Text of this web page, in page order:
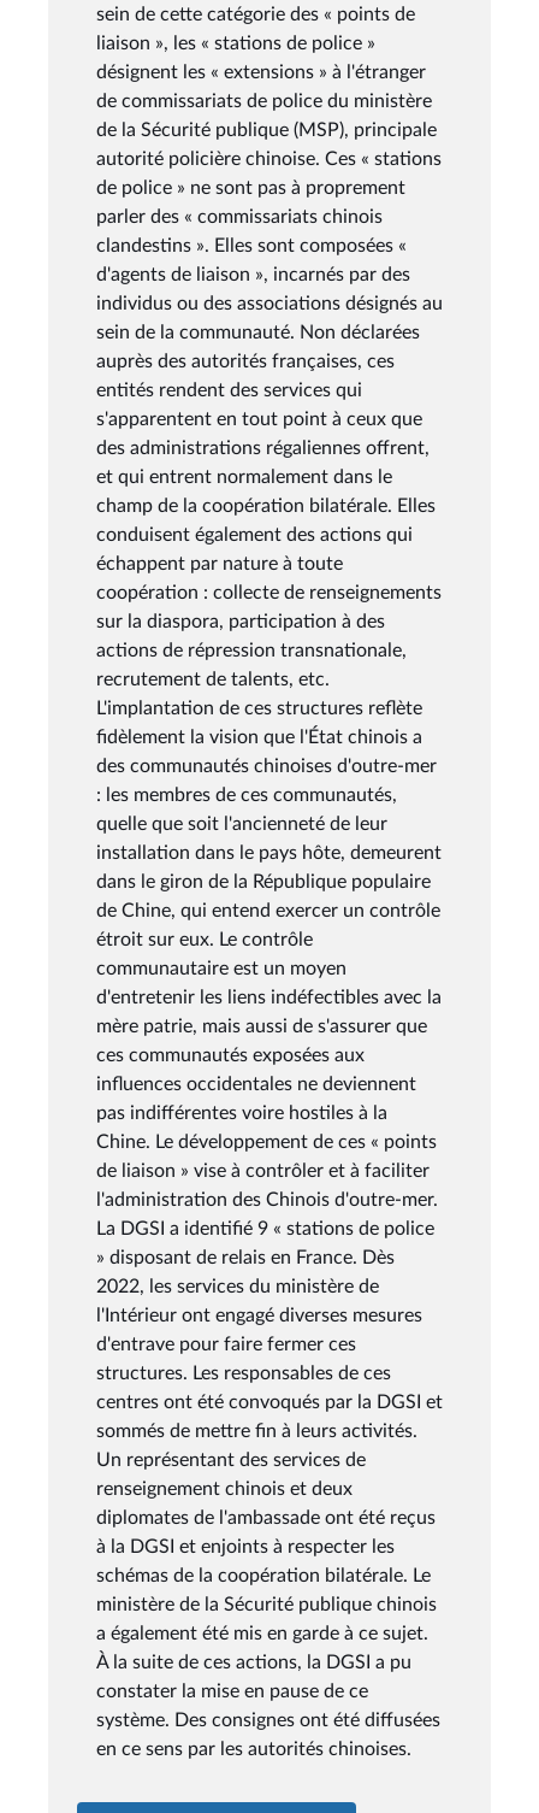
sein de cette catégorie des « points de
liaison », les « stations de police »
désignent les « extensions » à l'étranger
de commissariats de police du ministère
de la Sécurité publique (MSP), principale
autorité policière chinoise. Ces « stations
de police » ne sont pas à proprement
parler des « commissariats chinois
clandestins ». Elles sont composées «
d'agents de liaison », incarnés par des
individus ou des associations désignés au
sein de la communauté. Non déclarées
auprès des autorités françaises, ces
entités rendent des services qui
s'apparentent en tout point à ceux que
des administrations régaliennes offrent,
et qui entrent normalement dans le
champ de la coopération bilatérale. Elles
conduisent également des actions qui
échappent par nature à toute
coopération : collecte de renseignements
sur la diaspora, participation à des
actions de répression transnationale,
recrutement de talents, etc.
L'implantation de ces structures reflète
fidèlement la vision que l'État chinois a
des communautés chinoises d'outre-mer
: les membres de ces communautés,
quelle que soit l'ancienneté de leur
installation dans le pays hôte, demeurent
dans le giron de la République populaire
de Chine, qui entend exercer un contrôle
étroit sur eux. Le contrôle
communautaire est un moyen
d'entretenir les liens indéfectibles avec la
mère patrie, mais aussi de s'assurer que
ces communautés exposées aux
influences occidentales ne deviennent
pas indifférentes voire hostiles à la
Chine. Le développement de ces « points
de liaison » vise à contrôler et à faciliter
l'administration des Chinois d'outre-mer.
La DGSI a identifié 9 « stations de police
» disposant de relais en France. Dès
2022, les services du ministère de
l'Intérieur ont engagé diverses mesures
d'entrave pour faire fermer ces
structures. Les responsables de ces
centres ont été convoqués par la DGSI et
sommés de mettre fin à leurs activités.
Un représentant des services de
renseignement chinois et deux
diplomates de l'ambassade ont été reçus
à la DGSI et enjoints à respecter les
schémas de la coopération bilatérale. Le
ministère de la Sécurité publique chinois
a également été mis en garde à ce sujet.
À la suite de ces actions, la DGSI a pu
constater la mise en pause de ce
système. Des consignes ont été diffusées
en ce sens par les autorités chinoises.